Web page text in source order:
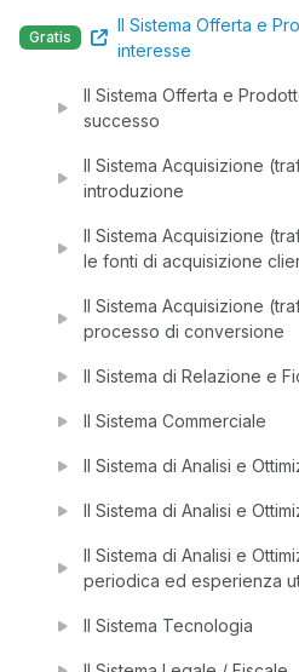
Gratis
Il Sistema Offerta e
interesse
Il Sistema Offerta e
successo
Il Sistema Acquisizione
introduzione
Il Sistema Acquisizione
le fonti di acquisizione
Il Sistema Acquisizione
processo di conversione
Il Sistema di Relazione e
Il Sistema Commerciale
Il Sistema di Analisi e
Il Sistema di Analisi e
Il Sistema di Analisi e
periodica ed esperienza
Il Sistema Tecnologia